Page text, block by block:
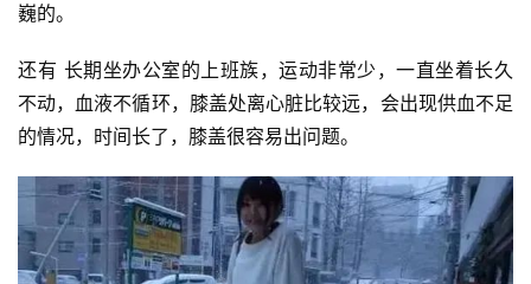
巍的。
还有 长期坐办公室的上班族，运动非常少，一直坐着长久
不动，血液不循环，膝盖处离心脏比较远，会出现供血不足
的情况，时间长了，膝盖很容易出问题。